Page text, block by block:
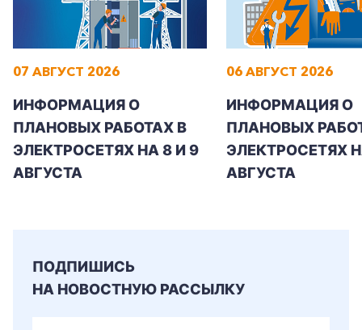
07 АВГУСТ 2026
ИНФОРМАЦИЯ О
ПЛАНОВЫХ РАБОТАХ В
ЭЛЕКТРОСЕТЯХ НА 8 И 9
АВГУСТА
06 АВГУСТ 2026
ИНФОРМАЦИЯ О
ПЛАНОВЫХ
ЭЛЕКТРОСЕТЯХ
АВГУСТА
ПОДПИШИСЬ
НА НОВОСТНУЮ РАССЫЛКУ